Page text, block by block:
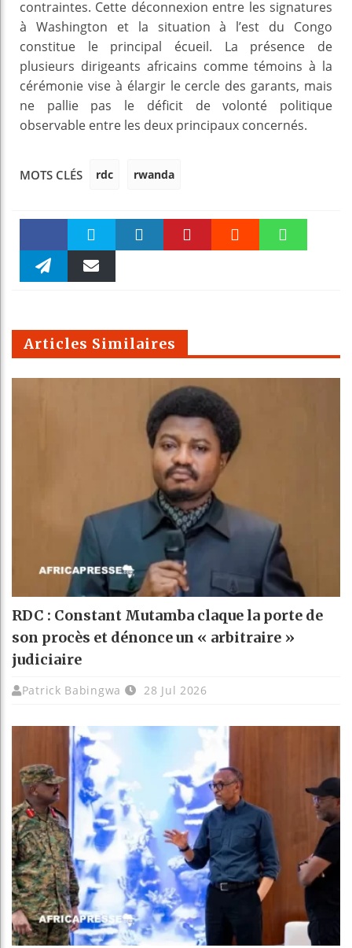
contraintes. Cette déconnexion entre les signatures
à Washington et la situation à l’est du Congo
constitue le principal écueil. La présence de
plusieurs dirigeants africains comme témoins à la
cérémonie vise à élargir le cercle des garants, mais
ne pallie pas le déficit de volonté politique
observable entre les deux principaux concernés.
MOTS CLÉS rdc rwanda
Faceboo Twitter
m
Articles Similaires
RDC : Constant Mutamba claque la porte de
son procès et dénonce un « arbitraire »
judiciaire
Patrick Babingwa 28 Jul 2026